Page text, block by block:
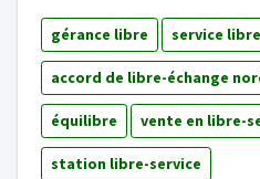
gérance libre service
accord de libre-échange
équilibre vente en libre-
station libre-service